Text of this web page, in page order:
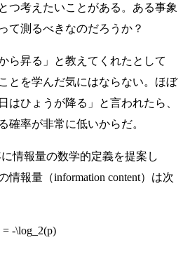
つ考えたいことがある。ある事象
て測るべきなのだろうか？
ら昇る」と教えてくれたとして
とを学んだ気にはならない。ほぼ
はひょうが降る」と言われたら、
確率が非常に低いからだ。
に情報量の数学的定義を提案し
情報量（information content）は次
= -\log_2(p)